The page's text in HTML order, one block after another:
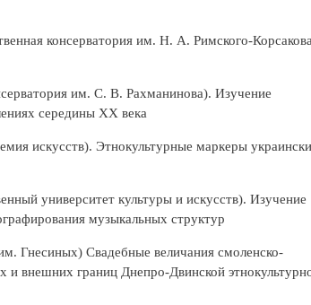
консерватория им. Н. А. Римского-
им. С. В. Рахманинова). Изучение
середины XX века
искусств). Этнокультурные маркеры
университет культуры и искусств). Изучение
музыкальных структур
Гнесиных) Свадебные величания смоленско-
и внешних границ Днепро-Двинской